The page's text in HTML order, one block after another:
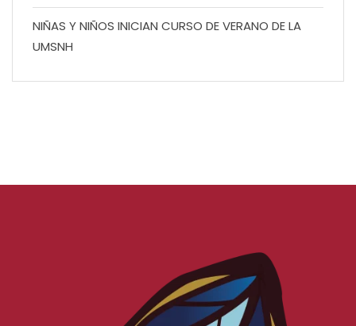
NIÑAS Y NIÑOS INICIAN CURSO DE VERANO DE LA
UMSNH